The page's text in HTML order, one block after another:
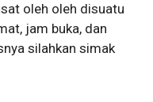
oleh oleh disuatu
jam buka, dan
silahkan simak